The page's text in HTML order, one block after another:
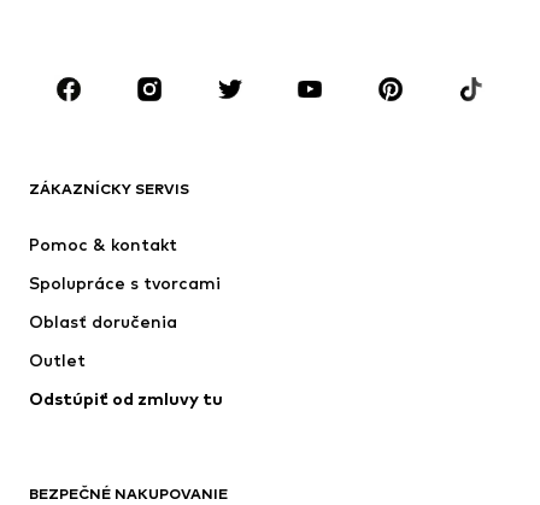
Doplnky
Premium
Nové
Bundy
Bielizeň
Kabáty
Plavky
ZÁKAZNÍCKY SERVIS
Pomoc & kontakt
Spolupráce s tvorcami
Oblasť doručenia
Outlet
Odstúpiť od zmluvy tu
BEZPEČNÉ NAKUPOVANIE